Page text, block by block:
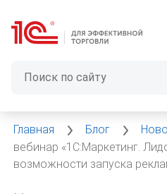
Главная Блог
вебинар «1С:Маркетинг.
возможности запуска